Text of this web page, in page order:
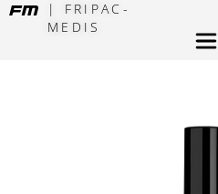
| FRIPAC-
MEDIS